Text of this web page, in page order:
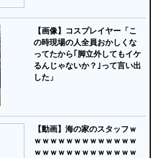
【画像】コスプレイヤー「こ
の時現場の人全員おかしくな
ってたから｢脚立外してもイケ
るんじゃないか？｣って言い出
した」
【動画】海の家のスタッフｗ
ｗｗｗｗｗｗｗｗｗｗｗｗｗ
ｗｗｗｗｗｗｗｗｗｗｗｗｗ